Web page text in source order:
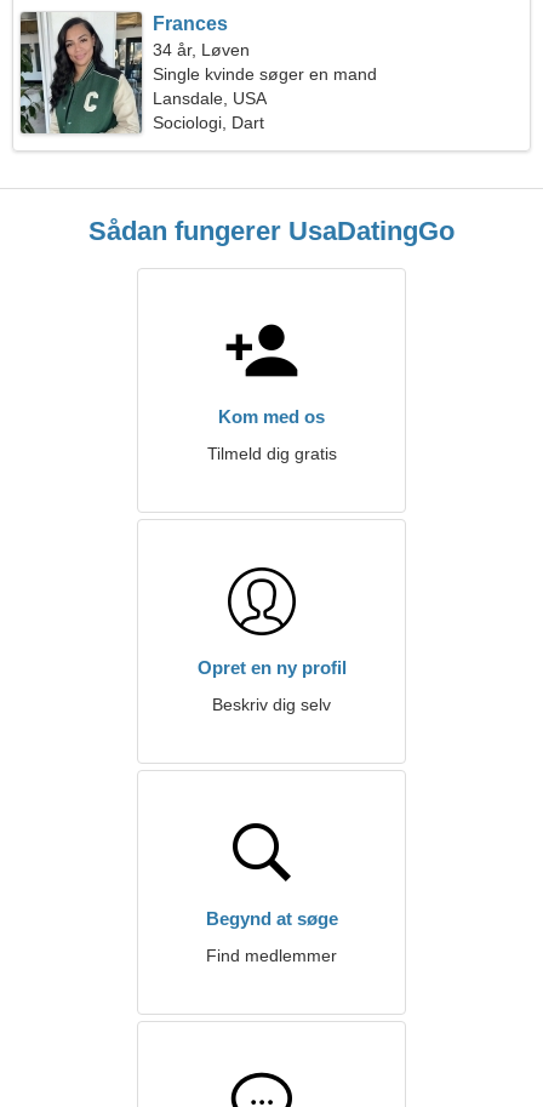
Frances
34 år, Løven
Single kvinde søger en mand
Lansdale, USA
Sociologi, Dart
Sådan fungerer UsaDatingGo
Kom med os
Tilmeld dig gratis
Opret en ny profil
Beskriv dig selv
Begynd at søge
Find medlemmer